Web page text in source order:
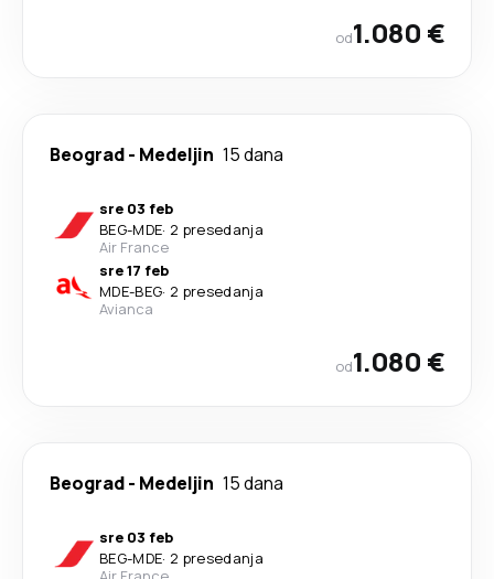
od1.080 €
Beograd- Medeljin 15 dana
sre 03 feb
BEG-MDE· 2 presedanja
Air France
sre 17 feb
MDE-BEG· 2 presedanja
Avianca
od1.080 €
Beograd- Medeljin 15 dana
sre 03 feb
BEG-MDE· 2 presedanja